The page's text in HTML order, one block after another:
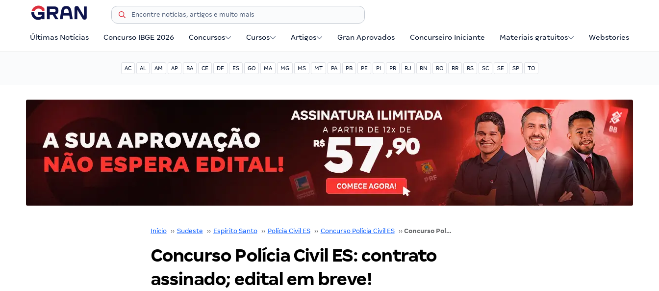
Últimas Notícias Concurso IBGE 2026 Concursos Cursos Artigos Gran Aprovados Concurseiro Iniciante Materiais gratuitos Webstories
AC AL AM AP BA CE DF ES GO MA MG MS MT PA PB PE PI PR RJ RN RO RR RS SC SE SP TO
Início ›› Sudeste ›› Espírito Santo ›› Polícia Civil ES ›› Concurso Polícia Civil ES ›› Concurso Polícia Civil ES: contrato assinado; edital em breve!
Concurso Polícia Civil ES: contrato
assinado; edital em breve!